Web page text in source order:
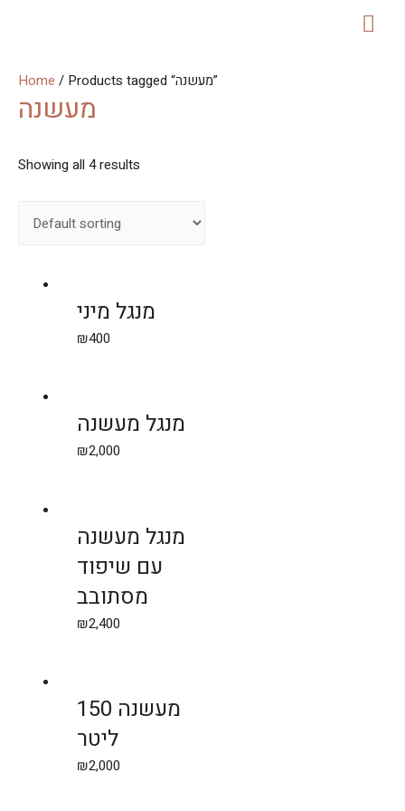
Home / Products tagged “מעשנה”
מעשנה
Showing all 4 results
מנגל מיני
₪400
מנגל מעשנה
₪2,000
מנגל מעשנה
עם שיפוד
מסתובב
₪2,400
מעשנה 150
ליטר
₪2,000